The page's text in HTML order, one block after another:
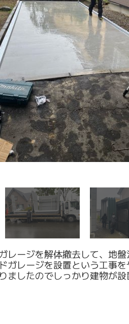
レージを解体撤去して、地
ガレージを設置という工事を
ましたのでしっかり建物が